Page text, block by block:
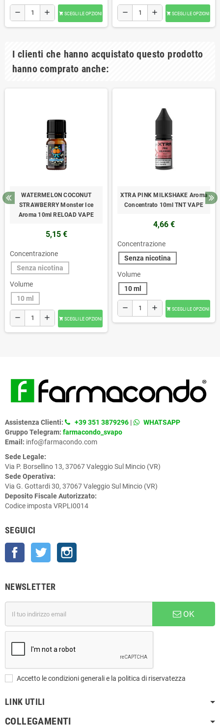
remove add  SCEGLI LE OPZIONI remove add  SCEGLI LE OPZIONI
I clienti che hanno acquistato questo prodotto
hanno comprato anche:
WATERMELON COCONUT
STRAWBERRY Monster Ice
Aroma 10ml RELOAD VAPE
5,15 €
Concentrazione
Senza nicotina
Volume
10 ml
remove add  SCEGLI LE OPZIONI
XTRA PINK MILKSHAKE Aroma
Concentrato 10ml TNT VAPE
4,66 €
Concentrazione
Senza nicotina
Volume
10 ml
remove add  SCEGLI LE OPZIONI
Assistenza Clienti: +39 351 3879296 |
WHATSAPP
Gruppo Telegram: farmacondo_svapo
Email: info@farmacondo.com
Sede Legale:
Via P. Borsellino 13, 37067 Valeggio Sul Mincio (VR)
Sede Operativa:
Via G. Gottardi 30, 37067 Valeggio Sul Mincio (VR)
Deposito Fiscale Autorizzato:
Codice imposta VRPLI0014
SEGUICI
Facebook Twitter
NEWSLETTER
OK
Accetto le condizioni generali e la politica di riservatezza
LINK UTILI
COLLEGAMENTI